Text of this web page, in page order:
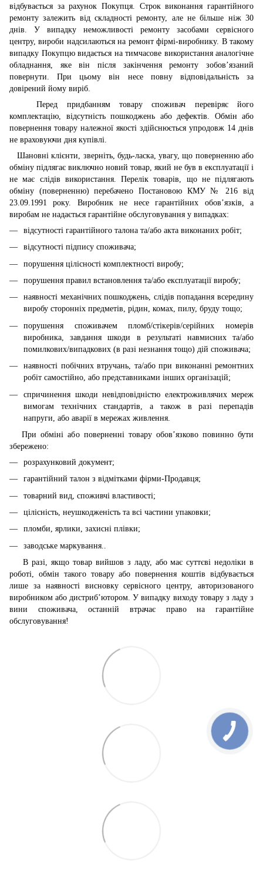
відбувається за рахунок Покупця. Строк виконання гарантійного
ремонту залежить від складності ремонту, але не більше ніж 30
днів. У випадку неможливості ремонту засобами сервісного
центру, вироби надсилаються на ремонт фірмі-виробнику. В такому
випадку Покупцю видається на тимчасове використання аналогічне
обладнання, яке він після закінчення ремонту зобов’язаний
повернути. При цьому він несе повну відповідальність за
довірений йому виріб.
Перед придбанням товару споживач перевіряє його
комплектацію, відсутність пошкоджень або дефектів. Обмін або
повернення товару належної якості здійснюється упродовж 14 днів
не враховуючи дня купівлі.
Шановні клієнти, зверніть, будь-ласка, увагу, що поверненню або
обміну підлягає виключно новий товар, який не був в експлуатації і
не має слідів використання. Перелік товарів, що не підлягають
обміну (поверненню) перебачено Постановою КМУ № 216 від
23.09.1991 року. Виробник не несе гарантійних обов’язків, а
виробам не надається гарантійне обслуговування у випадках:
відсутності гарантійного талона та/або акта виконаних робіт;
відсутності підпису споживача;
порушення цілісності комплектності виробу;
порушення правил встановлення та/або експлуатації виробу;
наявності механічних пошкоджень, слідів попадання всередину
виробу сторонніх предметів, рідин, комах, пилу, бруду тощо;
порушення споживачем пломб/стікерів/серійних номерів
виробника, завдання шкоди в результаті навмисних та/або
помилкових/випадкових (в разі незнання тощо) дій споживача;
наявності побічних втручань, та/або при виконанні ремонтних
робіт самостійно, або представниками інших організацій;
спричинення шкоди невідповідністю електроживлячих мереж
вимогам технічних стандартів, а також в разі перепадів
напруги, або аварії в мережах живлення.
При обміні або поверненні товару обов’язково повинно бути
збережено:
розрахунковий документ;
гарантійний талон з відмітками фірми-Продавця;
товарний вид, споживчі властивості;
цілісність, неушкодженість та всі частини упаковки;
пломби, ярлики, захисні плівки;
заводське маркування..
В разі, якщо товар вийшов з ладу, або має суттєві недоліки в
роботі, обмін такого товару або повернення коштів відбувається
лише за наявності висновку сервісного центру, авторизованого
виробником або дистриб’ютором. У випадку виходу товару з ладу з
вини споживача, останній втрачає право на гарантійне
обслуговування!